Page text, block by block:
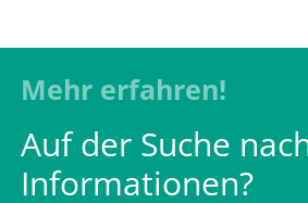
Mehr erfahren!
Auf der Suche
Informationen?